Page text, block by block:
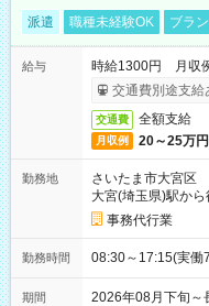
派遣 職種未経験OK ブラ
給与
時給1300円 月収
交通費別途支給
交通費 全額支給
月収例 20～25万円
勤務地
さいたま市大宮区
大宮(埼玉県)駅か
事務代行業
勤務時間 08:30～17:15(実
期間 2026年08月下旬